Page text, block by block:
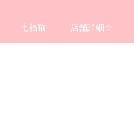
七福猫 店舗詳細☆